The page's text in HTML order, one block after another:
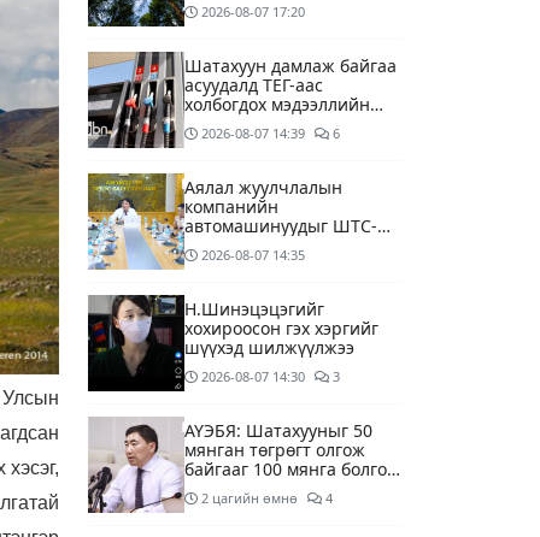
2026-08-07 17:20
Шатахуун дамлаж байгаа
асуудалд ТЕГ-аас
холбогдох мэдээллийн
дагуу шалгалтын
ажиллагааг эрчимжүүлж
2026-08-07 14:39 6
Аялал жуулчлалын
компанийн
автомашинуудыг ШТС-
ууд хязгаарлалтгүйгээр
шатахуун олгох
2026-08-07 14:35
Н.Шинэцэцэгийг
хохироосон гэх хэргийг
шүүхэд шилжүүлжээ
2026-08-07 14:30 3
АҮЭБЯ: Шатахууныг 50
мянган төгрөгт олгож
байгааг 100 мянга болгож
нэмэгдүүлэхээр ажиллаж
байна
2 цагийн өмнө 4